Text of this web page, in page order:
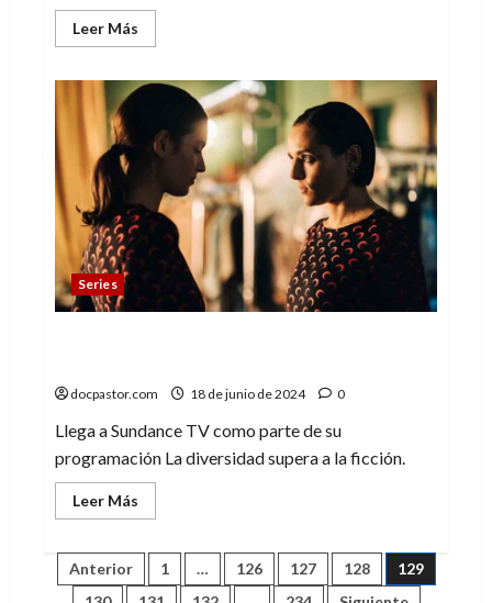
Leer Más
más
¿El
reencarna
en
cuerpo?
Eso
dice
la
novela
LEBAB.
efecto
luciérnaga
Series
docpastor.com 18 de junio de 2024 0
Llega a Sundance TV como parte de su
programación La diversidad supera a la ficción.
Leer Más
más
Split:
nueva
Paginación
Anterior 1 … 126 127 128
129